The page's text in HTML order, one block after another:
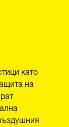
като
на